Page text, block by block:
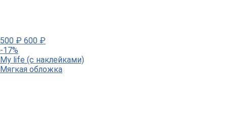
500 ₽ 600 ₽
-17%
My life (c наклейками)
Мягкая обложка